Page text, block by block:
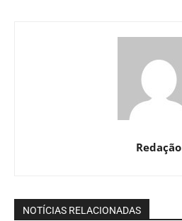
Redação
NOTÍCIAS RELACIONADAS